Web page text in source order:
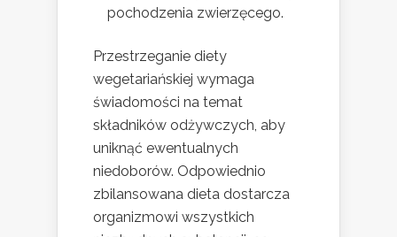
pochodzenia zwierzęcego.
Przestrzeganie diety
wegetariańskiej wymaga
świadomości na temat
składników odżywczych, aby
uniknąć ewentualnych
niedoborów. Odpowiednio
zbilansowana dieta dostarcza
organizmowi wszystkich